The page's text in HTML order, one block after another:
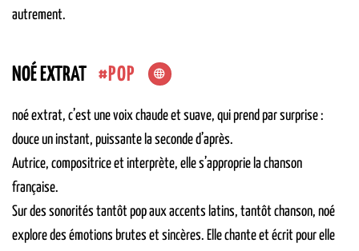
autrement.
NOÉ EXTRAT POP
noé extrat, c’est une voix chaude et suave, qui prend par surprise :
douce un instant, puissante la seconde d’après.
Autrice, compositrice et interprète, elle s’approprie la chanson
française.
Sur des sonorités tantôt pop aux accents latins, tantôt chanson, noé
explore des émotions brutes et sincères. Elle chante et écrit pour elle